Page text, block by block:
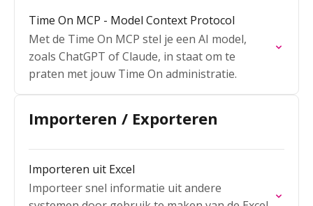
Time On MCP - Model Context Protocol
Met de Time On MCP stel je een AI model,
zoals ChatGPT of Claude, in staat om te
praten met jouw Time On administratie.
Importeren / Exporteren
Importeren uit Excel
Importeer snel informatie uit andere